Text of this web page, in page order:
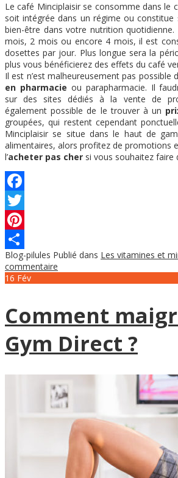
Le café Minciplaisir se consomme dans le
soit intégrée dans un régime ou constitue
bien-être dans votre nutrition
mois, 2 mois ou encore 4 mois, il est
dosettes par jour. Plus longue sera la
plus vous bénéficierez des effets du café
Il est n’est malheureusement pas possible
en pharmacie ou parapharmacie. Il
sur des sites dédiés à la vente de
également possible de le trouver à un
groupées, qui restent cependant
Minciplaisir se situe dans le haut de
alimentaires, alors profitez de promotions
l’acheter pas cher si vous souhaitez faire
Facebook
Twitter
Pinterest
Partager
Blog-pilules Publié dans Les vitamines et
commentaire
16 Fév
Comment
Gym Direct ?